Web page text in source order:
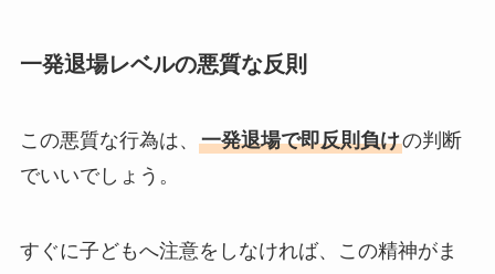
一発退場レベルの悪質な反則
この悪質な行為は、 一発退場で即反則負けの判断
でいいでしょう。
すぐに子どもへ注意をしなければ、この精神がま